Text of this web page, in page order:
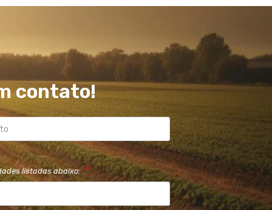
contato!
listadas abaixo: